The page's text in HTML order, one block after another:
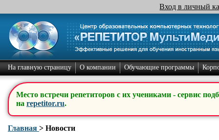
Вход в личный
На главную страницу О компании Обучающие программы
Место встречи репетиторов с их учениками - сервис
на repetitor.ru.
Главная > Новости